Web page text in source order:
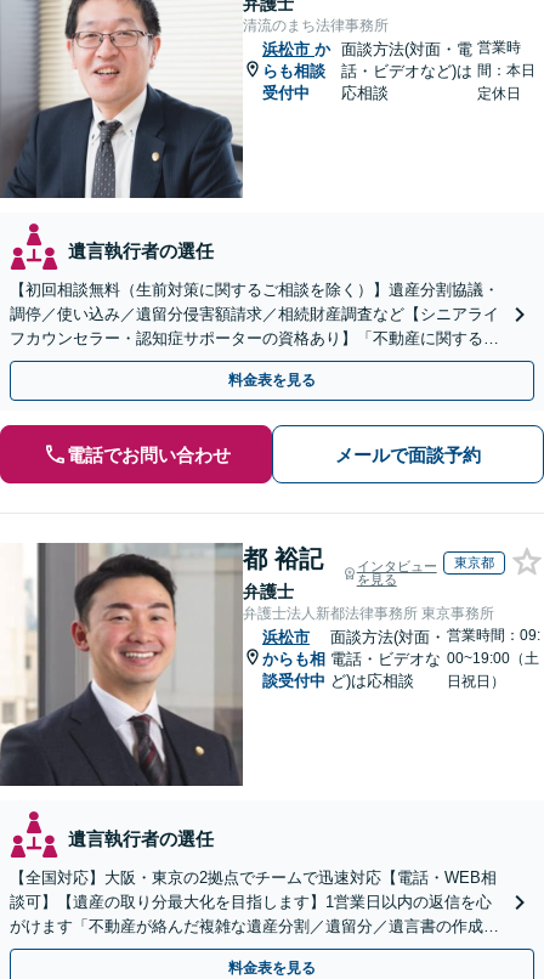
清流のまち法律事務所
浜松市 か
らも相談
受付中
面談方法(対面・電
話・ビデオなど)は
応相談
営業時
間：本日
定休日
遺言執行者の選任
【初回相談無料（生前対策に関するご相談を除く）】遺産分割協議・
調停／使い込み／遺留分侵害額請求／相続財産調査など【シニアライ
フカウンセラー・認知症サポーターの資格あり】「不動産に関する相
続もお任せください」【当日・夜間相談可（要相談）】
料金表を見る
電話でお問い合わせ メールで面談予約
都 裕記
弁護士
インタビュー
を見る
東京都
弁護士法人新都法律事務所 東京事務所
浜松市
からも相
談受付中
面談方法(対面・
電話・ビデオな
ど)は応相談
営業時間：09:
00~19:00（土
日祝日）
遺言執行者の選任
【全国対応】大阪・東京の2拠点でチームで迅速対応【電話・WEB相
談可】【遺産の取り分最大化を目指します】1営業日以内の返信を心
がけます「不動産が絡んだ複雑な遺産分割／遺留分／遺言書の作成・
執行／事業承継など、お任せください」【休日相談あり】
料金表を見る